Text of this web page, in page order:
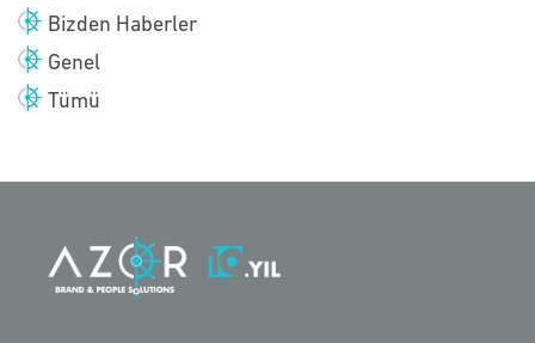
Bizden Haberler
Genel
Tümü